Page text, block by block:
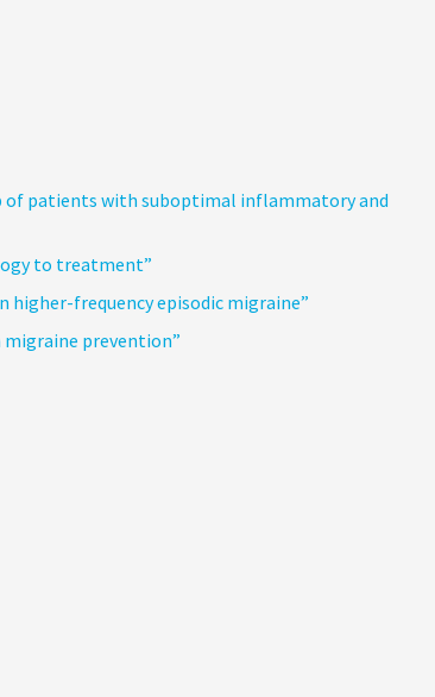
patients with suboptimal inflammatory and
to treatment”
higher-frequency episodic migraine”
prevention”